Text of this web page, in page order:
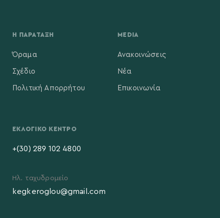
Η ΠΑΡΆΤΑΞΗ
Όραμα
Σχέδιο
Πολιτική Απορρήτου
MEDIA
Ανακοινώσεις
Νέα
Επικοινωνία
ΕΚΛΟΓΙΚΌ ΚΈΝΤΡΟ
+(30) 289 102 4800
Ηλ. ταχυδρομείο
kegkeroglou@gmail.com